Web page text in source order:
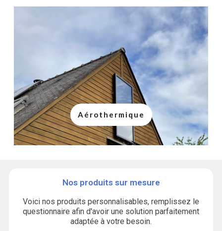
Aérothermique
Nos produits sur mesure
Voici nos produits personnalisables, remplissez le
questionnaire afin d'avoir une solution parfaitement
adaptée à votre besoin.